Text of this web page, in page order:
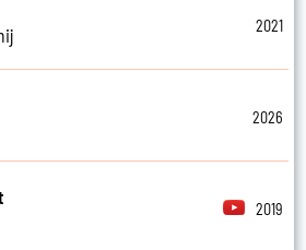
2021
2026
2019